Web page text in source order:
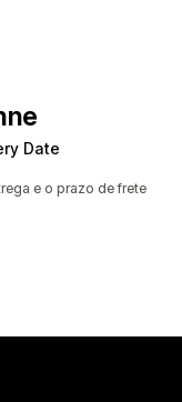
Date
e o prazo de frete